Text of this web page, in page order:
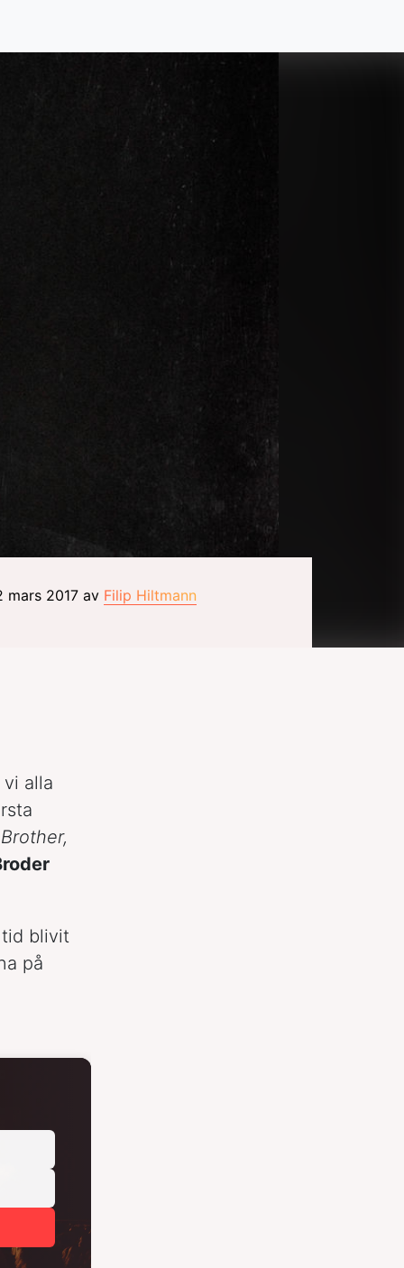
mars 2017 av Filip Hiltmann
alla
tid blivit
på